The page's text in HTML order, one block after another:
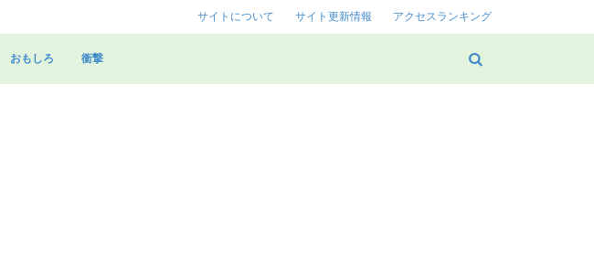
サイトについて サイト更新情報 アクセスランキング
おもしろ 衝撃